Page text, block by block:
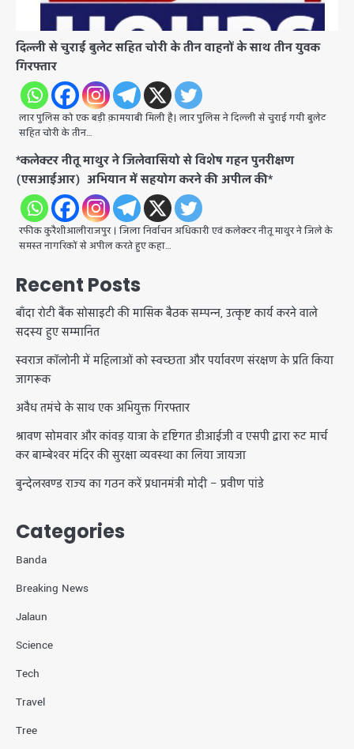
दिल्ली से चुराई बुलेट सहित चोरी के तीन वाहनों के साथ तीन युवक
गिरफ्तार
लार पुलिस को एक बड़ी क़ामयाबी मिली है। लार पुलिस ने दिल्ली से चुराई गयी बुलेट
सहित चोरी के तीन…
*कलेक्टर नीतू माथुर ने जिलेवासियो से विशेष गहन पुनरीक्षण
(एसआईआर) अभियान में सहयोग करने की अपील की*
रफीक कुरैशीआलीराजपुर । जिला निर्वाचन अधिकारी एवं कलेक्टर नीतू माथुर ने जिले के
समस्त नागरिकों से अपील करते हुए कहा…
Recent Posts
बाँदा रोटी बैंक सोसाइटी की मासिक बैठक सम्पन्न, उत्कृष्ट कार्य करने वाले
सदस्य हुए सम्मानित
स्वराज कॉलोनी में महिलाओं को स्वच्छता और पर्यावरण संरक्षण के प्रति किया
जागरूक
अवैध तमंचे के साथ एक अभियुक्त गिरफ्तार
श्रावण सोमवार और कांवड़ यात्रा के दृष्टिगत डीआईजी व एसपी द्वारा रुट मार्च
कर बाम्बेश्वर मंदिर की सुरक्षा व्यवस्था का लिया जायजा
बुन्देलखण्ड राज्य का गठन करें प्रधानमंत्री मोदी – प्रवीण पांडे
Categories
Banda
Breaking News
Jalaun
Science
Tech
Travel
Tree